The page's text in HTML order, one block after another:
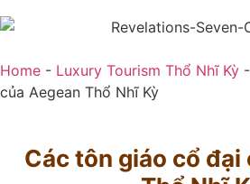
Home - Luxury Tourism Thổ Nhĩ Kỳ -
của Aegean Thổ Nhĩ Kỳ
Các tôn giáo cổ đại